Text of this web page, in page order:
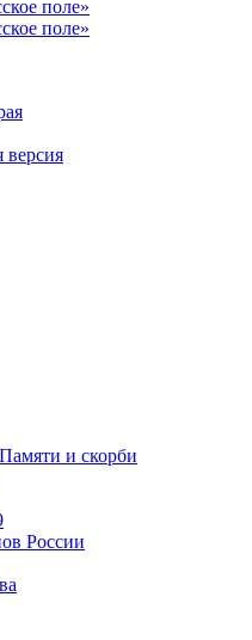
версия
и скорби
России